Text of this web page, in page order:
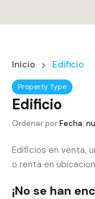
Inicio Edificio
Property Type
Edificio
Ordenar por:Fecha:
Edificios en venta,
o renta en
¡No se han